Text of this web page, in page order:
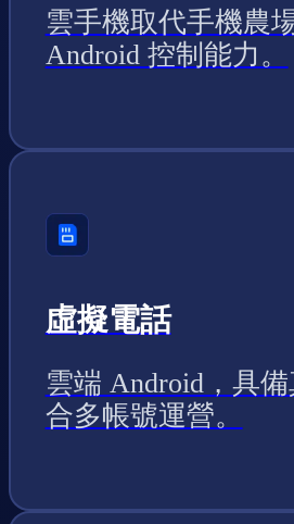
雲手機取代手機農
Android 控制能力。
虛擬電話
雲端 Android，具
合多帳號運營。